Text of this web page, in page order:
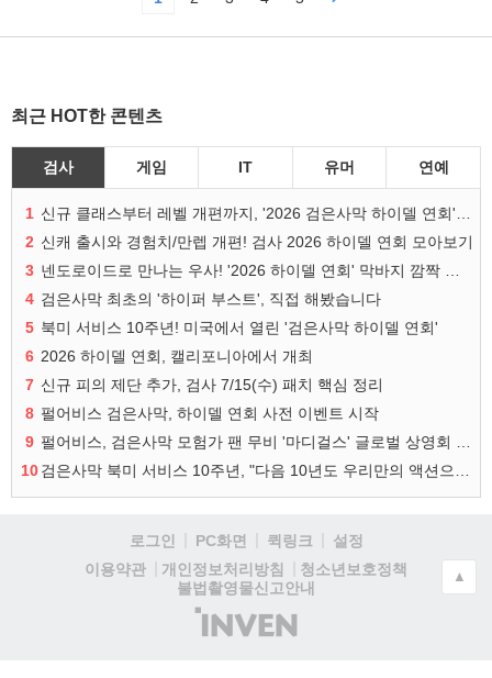
최근 HOT한 콘텐츠
검사 게임 IT 유머 연예
1
2 신캐 출시와 경험치/만렙 개편! 검사 2026 하이델 연회 모아보기
3
4 검은사막 최초의 '하이퍼 부스트', 직접 해봤습니다
5 북미 서비스 10주년! 미국에서 열린 '검은사막 하이델 연회'
6 2026 하이델 연회, 캘리포니아에서 개최
7 신규 피의 제단 추가, 검사 7/15(수) 패치 핵심 정리
8 펄어비스 검은사막, 하이델 연회 사전 이벤트 시작
9
10
로그인 PC화면 퀵링크
설정
이용약관
개인정보처리방침
청소년보호정책
불법촬영물신고안내
(주)
인
▲